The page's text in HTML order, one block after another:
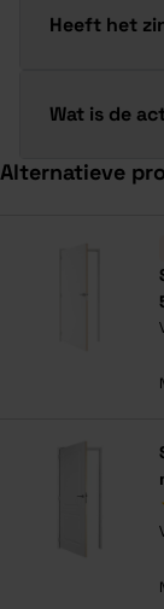
Heeft het
Wat is de
Alternatieve